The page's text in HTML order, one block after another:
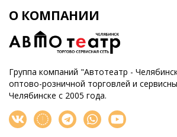
О КОМПАНИИ
Группа компаний "Автотеатр -
оптово-розничной торговлей и
Челябинске с 2005 года.